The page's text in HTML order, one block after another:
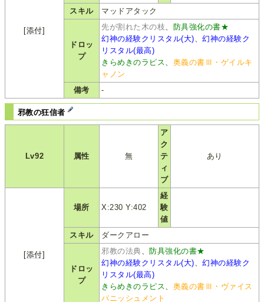
[添付]
スキル
マッドアタック
ドロッ
プ
先が割れた木の枝、 防具強化の書★
幻神の経験クリスタル(大)、幻神の経験ク
リスタル(最高)
きらめきのラピス、 奥義の書Ⅲ・ゲイルキ
ャノン
備考
-
邪教の狂信者
Lv92 属性 無
ア
ク
テ
ィ
ブ
あり
[添付]
場所 X:230 Y:402
経
験
値
スキル
ダークアロー
ドロッ
プ
邪教の法典 、防具強化の書★
幻神の経験クリスタル(大) 、幻神の経験ク
リスタル(最高)
きらめきのラピス
奥義の書Ⅲ・ヴァイス
パニッシュメント